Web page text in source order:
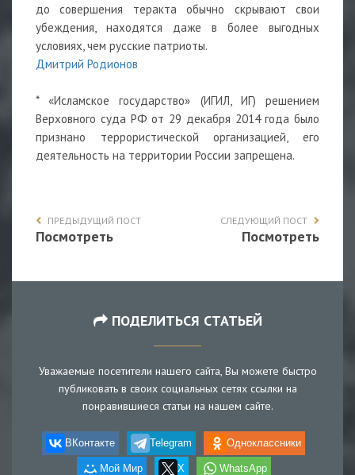
до совершения теракта обычно скрывают свои
убеждения, находятся даже в более выгодных
условиях, чем русские патриоты.
Дмитрий Родионов
* «Исламское государство» (ИГИЛ, ИГ) решением
Верховного суда РФ от 29 декабря 2014 года было
признано террористической организацией, его
деятельность на территории России запрещена.
ПРЕДЫДУЩИЙ ПОСТ
Посмотреть
СЛЕДУЮЩИЙ ПОСТ
Посмотреть
ПОДЕЛИТЬСЯ СТАТЬЕЙ
Уважаемые посетители нашего сайта, Вы можете быстро
публиковать в своих социальных сетях ссылки на
понравившиеся статьи на нашем сайте.
ВКонтакте Telegram Одноклассники
Мой Мир X WhatsApp